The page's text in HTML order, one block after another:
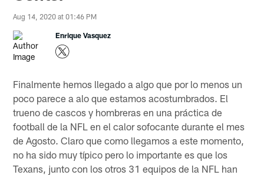
Aug 14, 2020 at 01:46 PM
Enrique Vasquez
Finalmente hemos llegado a algo que por lo menos un
poco parece a alo que estamos acostumbrados. El
trueno de cascos y hombreras en una práctica de
football de la NFL en el calor sofocante durante el mes
de Agosto. Claro que como llegamos a este momento,
no ha sido muy típico pero lo importante es que los
Texans, junto con los otros 31 equipos de la NFL han